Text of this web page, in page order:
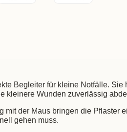
Begleiter für kleine Notfälle.
kleinere Wunden zuverlässig
der Maus bringen die
gehen muss.